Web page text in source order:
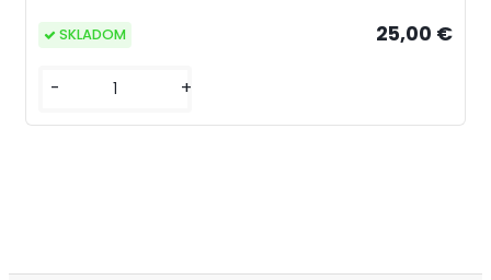
25,00 €
- +
SKLADOM